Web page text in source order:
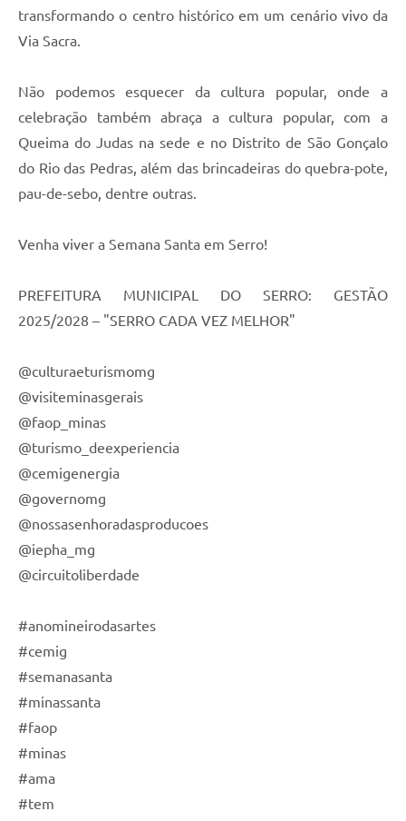
Contato
Listagem de Contribuintes Inscritos na Dívida Ativa do
transformando o centro histórico em um cenário vivo da
Via Sacra.
Não podemos esquecer da cultura popular, onde a
celebração também abraça a cultura popular, com a
Queima do Judas na sede e no Distrito de São Gonçalo
do Rio das Pedras, além das brincadeiras do quebra-pote,
pau-de-sebo, dentre outras.
Venha viver a Semana Santa em Serro!
PREFEITURA MUNICIPAL DO SERRO: GESTÃO
2025/2028 – "SERRO CADA VEZ MELHOR"
@culturaeturismomg
@visiteminasgerais
@faop_minas
@turismo_deexperiencia
@cemigenergia
@governomg
@nossasenhoradasproducoes
@iepha_mg
@circuitoliberdade
#anomineirodasartes
#cemig
#semanasanta
#minassanta
#faop
#minas
#ama
#tem